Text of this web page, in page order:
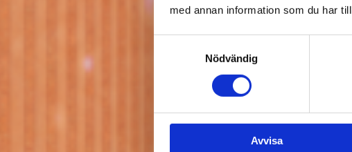
med annan information som du har
Nödvändig
Avvisa